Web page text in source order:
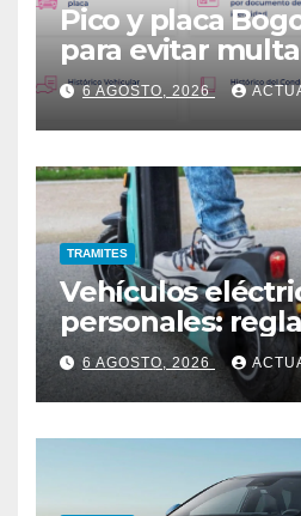
Pico y placa
para evitar multa
6 AGOSTO, 2026
TRAMITES
Vehículos
personales:
Colombia
6 AGOSTO, 2026